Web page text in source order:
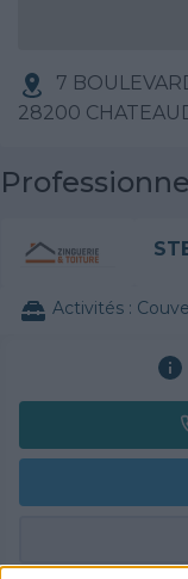
7
28200
Activités :